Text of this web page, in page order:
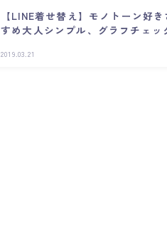
【LINE着せ替え】モノトーン好
すめ大人シンプル、グラフチェッ
2019.03.21